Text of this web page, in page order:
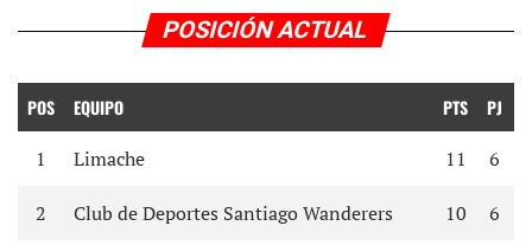
POSICIÓN ACTUAL
POS EQUIPO PTS PJ
1 Limache 11 6
2 Club de Deportes Santiago Wanderers 10 6